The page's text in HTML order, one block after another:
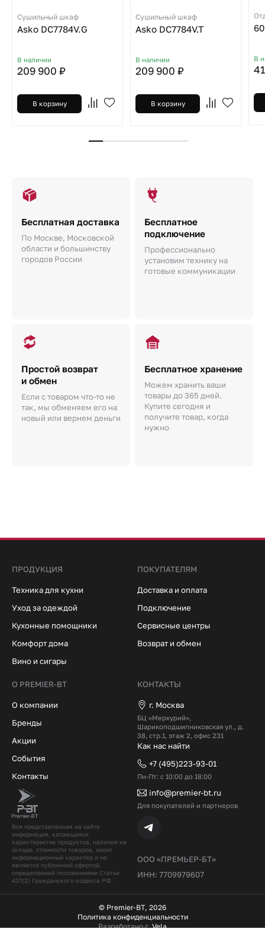
Сушильный шкаф
Asko DC7784V.G
В наличии
209 900 ₽
В корзину
Сушильный шкаф
Asko DC7784V.T
В наличии
209 900 ₽
В корзину
В
Бесплатная доставка
По Москве, Московской
области и большинству
городов России
Бесплатное
подключение
Профессионально
установим технику на
готовые коммуникации
Простой возврат
и обмен
Если с товаром что-то не
так, мы обменяем его на
новый или вернем деньги
Бесплатное хранение
Можем хранить ваши
товары до 365 дней.
Купите сегодня и
получите товар, когда
нужно
Вся представленная на сайте
информация, касающаяся
характеристик продуктов, наличия на
складе, стоимости товаров, носит
информационный характер и не
является публичной офертой,
определяемой положениями Статьи
437(2) Гражданского кодекcа РФ.
ООО «ПРЕМЬЕР-БТ»
ИНН: 7709979607
ПРОДУКЦИЯ
Техника для кухни
Уход за одеждой
Кухонные помощники
Комфорт дома
Вино и сигары
ПОКУПАТЕЛЯМ
Доставка и оплата
Подключение
Сервисные центры
Возврат и обмен
О PREMIER-BT
О компании
Бренды
Акции
События
Контакты
КОНТАКТЫ
г. Москва
БЦ «Меркурий»,
Шарикоподшипниковская ул., д.
38, стр.1, этаж 2, офис 231
Как нас найти
+7 (495)223-93-01
Пн-Пт: с 10:00 до 18:00
info@premier-bt.ru
Для покупателей и партнеров
© Premier-BT, 2026
Политика конфиденциальности
Разработано с Vela